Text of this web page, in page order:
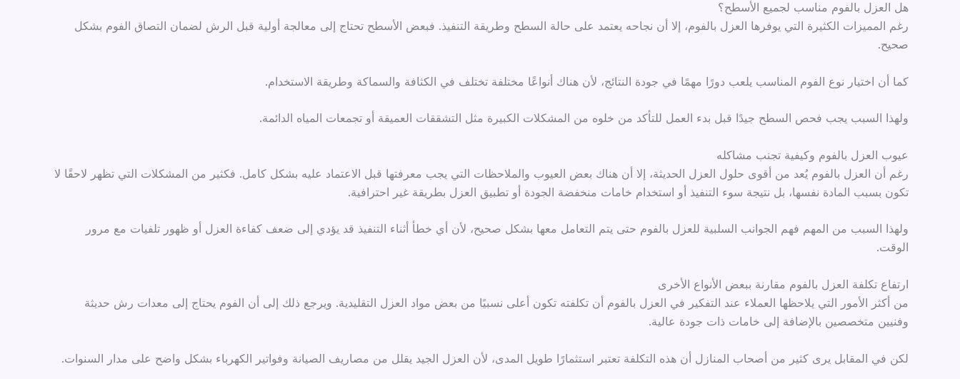
هل العزل بالفوم مناسب لجميع الأسطح؟
رغم المميزات الكثيرة التي يوفرها العزل بالفوم، إلا أن نجاحه يعتمد على حالة السطح وطريقة التنفيذ. فبعض الأسطح تحتاج إلى معالجة أولية قبل الرش لضمان التصاق الفوم بشكل
صحيح.
كما أن اختيار نوع الفوم المناسب يلعب دورًا مهمًا في جودة النتائج، لأن هناك أنواعًا مختلفة تختلف في الكثافة والسماكة وطريقة الاستخدام.
ولهذا السبب يجب فحص السطح جيدًا قبل بدء العمل للتأكد من خلوه من المشكلات الكبيرة مثل التشققات العميقة أو تجمعات المياه الدائمة.
عيوب العزل بالفوم وكيفية تجنب مشاكله
رغم أن العزل بالفوم يُعد من أقوى حلول العزل الحديثة، إلا أن هناك بعض العيوب والملاحظات التي يجب معرفتها قبل الاعتماد عليه بشكل كامل. فكثير من المشكلات التي تظهر لاحقًا لا
تكون بسبب المادة نفسها، بل نتيجة سوء التنفيذ أو استخدام خامات منخفضة الجودة أو تطبيق العزل بطريقة غير احترافية.
ولهذا السبب من المهم فهم الجوانب السلبية للعزل بالفوم حتى يتم التعامل معها بشكل صحيح، لأن أي خطأ أثناء التنفيذ قد يؤدي إلى ضعف كفاءة العزل أو ظهور تلفيات مع مرور
الوقت.
ارتفاع تكلفة العزل بالفوم مقارنة ببعض الأنواع الأخرى
من أكثر الأمور التي يلاحظها العملاء عند التفكير في العزل بالفوم أن تكلفته تكون أعلى نسبيًا من بعض مواد العزل التقليدية. ويرجع ذلك إلى أن الفوم يحتاج إلى معدات رش حديثة
وفنيين متخصصين بالإضافة إلى خامات ذات جودة عالية.
لكن في المقابل يرى كثير من أصحاب المنازل أن هذه التكلفة تعتبر استثمارًا طويل المدى، لأن العزل الجيد يقلل من مصاريف الصيانة وفواتير الكهرباء بشكل واضح على مدار السنوات.